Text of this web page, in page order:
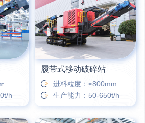
言：建筑垃圾破碎机可以铁器分类吗？
言：时产50吨的洗砂机有几个型号？
h
履带式移动破碎站
进料粒度：≤800mm
生产能力：50-650t/h